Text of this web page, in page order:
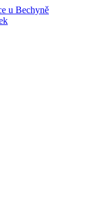
u Bechyně